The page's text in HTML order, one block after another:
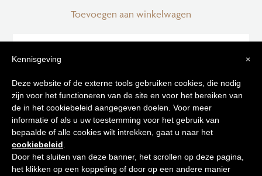
Toevoegen aan winkelwagen
Tips voor
een stralende huid
Schrijf je in op onze nieuwsbrief en
ontvang de beste tips en promoties
×
Kennisgeving
Deze website of de externe tools gebruiken cookies, die nodig
zijn voor het functioneren van de site en voor het bereiken van
de in het cookiebeleid aangegeven doelen. Voor meer
informatie of als u uw toestemming voor het gebruik van
bepaalde of alle cookies wilt intrekken, gaat u naar het
cookiebeleid
Door het sluiten van deze banner, het scrollen op deze pagina,
het klikken op een koppeling of door op een andere manier